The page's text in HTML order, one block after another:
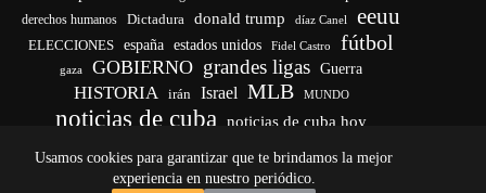
Usamos cookies para garantizar que te brindamos la mejor
experiencia en nuestro periódico.
derechos humanos Dictadura donald trump díaz Canel eeuu
ELECCIONES españa estados unidos Fidel Castro fútbol
gaza GOBIERNO grandes ligas Guerra
HISTORIA irán Israel MLB MUNDO
noticias de cuba
noticias de cuba hoy
vida yankees